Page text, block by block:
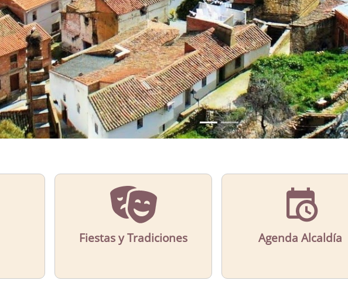
CONOCE
El municipio de Capilla
Más Información
Fiestas y Tradiciones Agenda Alcaldía